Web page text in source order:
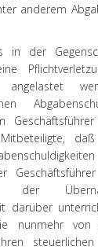
anderem
in der
angelastet
darüber
nunmehr von
steuerlichen